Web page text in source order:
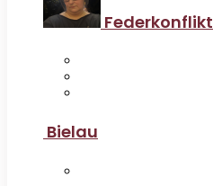
Federkonflikt
Bielau